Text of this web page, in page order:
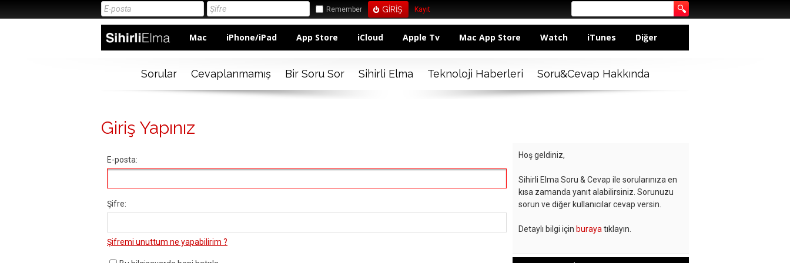
Remember Kayıt
Mac iPhone/iPad App Store iCloud Apple Tv Mac App Store Watch iTunes Diğer
Sorular Cevaplanmamış Bir Soru Sor Sihirli Elma Teknoloji Haberleri Soru&Cevap Hakkında
Giriş Yapınız
E-posta:
Şifre:
Şifremi unuttum ne yapabilirim ?
Hoş geldiniz,
Sihirli Elma Soru & Cevap ile sorularınıza en
kısa zamanda yanıt alabilirsiniz. Sorunuzu
sorun ve diğer kullanıcılar cevap versin.
Detaylı bilgi için buraya tıklayın.